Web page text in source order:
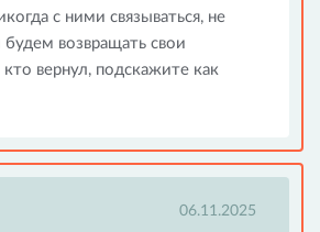
с ними связываться, не
возвращать свои
вернул, подскажите как
06.11.2025